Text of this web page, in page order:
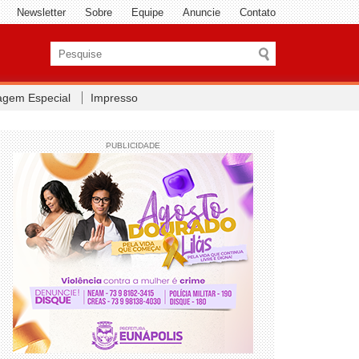
Newsletter Sobre Equipe Anuncie Contato
Especial Impresso
PUBLICIDADE